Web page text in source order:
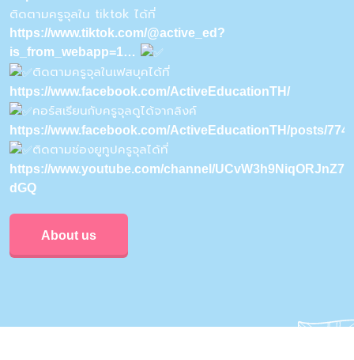
ติดตามครูจุลใน tiktok ได้ที่
https://www.tiktok.com/@active_ed?
is_from_webapp=1…
ติดตามครูจุลในเฟสบุคได้ที่
https://www.facebook.com/ActiveEducationTH/
คอร์สเรียนกับครูจุลดูได้จากลิงค์
https://www.facebook.com/ActiveEducationTH/posts/
ติดตามช่องยูทูปครูจุลได้ที่
https://www.youtube.com/channel/
dGQ
About us